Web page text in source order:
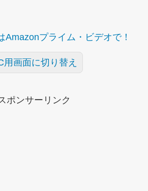
Amazonプライム・ビデオで！
用画面に切り替え
ポンサーリンク